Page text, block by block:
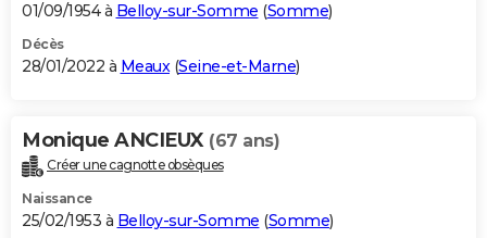
01/09/1954 à Belloy-sur-Somme (Somme)
Décès
28/01/2022 à Meaux(Seine-et-Marne)
Monique ANCIEUX (67 ans)
Créer une cagnotte obsèques
Naissance
25/02/1953 à Belloy-sur-Somme (Somme)